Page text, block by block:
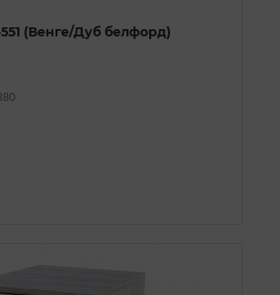
(Венге/Дуб белфорд)